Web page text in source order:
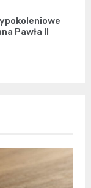
Pawła II